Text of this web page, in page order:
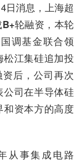
日消息，上海超
B+轮融资 ，本轮
调基金联合领
松江集硅追加投
后，公司再次
司在半导体硅
和资本方的高度
从事集成电路